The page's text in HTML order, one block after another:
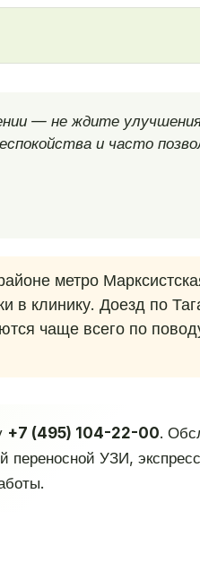
— не ждите
и часто
метро
в клинику. Доезд по
чаще всего по
+7 (495) 104-22-00.
переносной УЗИ,